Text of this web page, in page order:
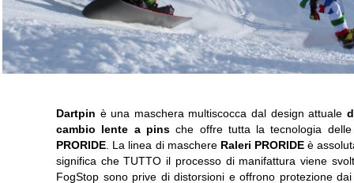
Dartpin è una maschera multiscocca dal design attuale
cambio lente a pinsche offre tutta la tecnologia
PRORIDE . La linea di maschere Raleri PRORIDE è
significa che TUTTO il processo di manifattura viene
FogStop sono prive di distorsioni e offrono protezione